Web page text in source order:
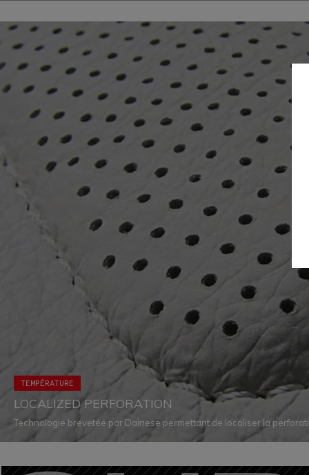
TEMPÉRATURE
LOCALIZED PERFORATION
Technologie brevetée par Dainese permettant de localiser la
les zones où la ventilation est absolument nécessaire et loin des
plus grande sécurité et un confort supérieur.